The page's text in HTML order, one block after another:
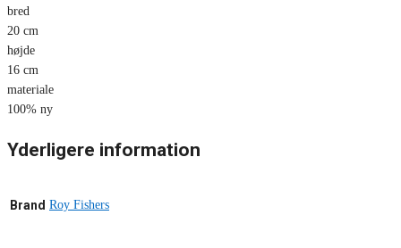
bred
20 cm
højde
16 cm
materiale
100% ny
Yderligere information
Brand Roy Fishers